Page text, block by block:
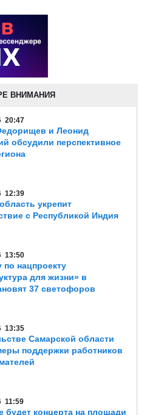
ВНИМАНИЯ
20:47
и Леонид
обсудили перспективное
12:39
укрепит
с Республикой Индия
13:50
по нацпроекту
для жизни» в
37 светофоров
13:35
Самарской области
поддержки работников
11:59
будет концерта на площади